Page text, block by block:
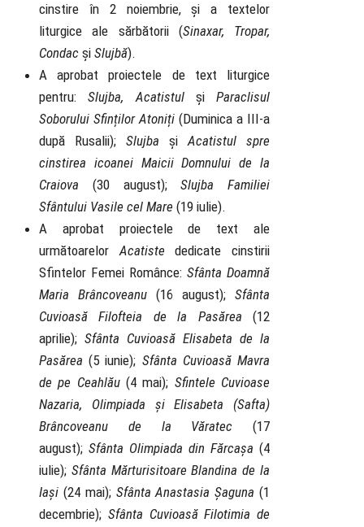
cinstire în 2 noiembrie, și a textelor
liturgice ale sărbătorii (Sinaxar, Tropar,
Condac și Slujbă).
A aprobat proiectele de text liturgice
pentru:Slujba, Acatistul șiParaclisul
Soborului Sfinților Atoniți (Duminica a III-a
după Rusalii); Slujba și Acatistul spre
cinstirea icoanei Maicii Domnului de la
Craiova (30 august);Slujba Familiei
Sfântului Vasile cel Mare (19 iulie).
A aprobat proiectele de text ale
următoarelorAcatiste dedicate cinstirii
Sfintelor Femei Românce: Sfânta Doamnă
Maria Brâncoveanu (16 august); Sfânta
Cuvioasă Filofteia de la Pasărea (12
aprilie); Sfânta Cuvioasă Elisabeta de la
Pasărea (5 iunie); Sfânta Cuvioasă Mavra
de pe Ceahlău(4 mai); Sfintele Cuvioase
Nazaria, Olimpiada și Elisabeta (Safta)
Brâncoveanu de la Văratec (17
august); Sfânta Olimpiada din Fărcașa (4
iulie); Sfânta Mărturisitoare Blandina de la
Iași (24 mai); Sfânta Anastasia Șaguna (1
decembrie); Sfânta Cuvioasă Filotimia de